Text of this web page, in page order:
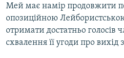
Усі сайти RFE/RL
Мей має намір продовжити
опозиційною
отримати достатньо голосів
схвалення її угоди про вихід